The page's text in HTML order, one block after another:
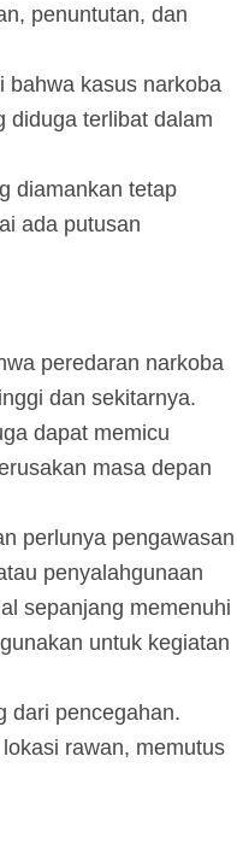
penuntutan, dan
bahwa kasus narkoba
diduga terlibat dalam
diamankan tetap
ada putusan
peredaran narkoba
dan sekitarnya.
dapat memicu
masa depan
perlunya pengawasan
penyalahgunaan
sepanjang memenuhi
untuk kegiatan
dari pencegahan.
rawan, memutus